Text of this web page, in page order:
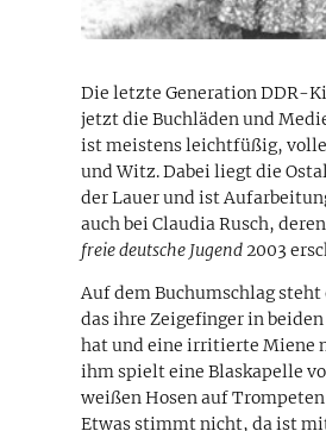
Die letzte Generation DDR-
jetzt die Buchläden und
ist meistens leichtfüßig,
und Witz. Dabei liegt die
der Lauer und ist
auch bei Claudia Rusch,
freie deutsche Jugend2003
Auf dem Buchumschlag steht
das ihre Zeigefinger in
hat und eine irritierte Miene
ihm spielt eine Blaskapelle
weißen Hosen auf
Etwas stimmt nicht, da ist